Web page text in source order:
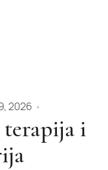
2026
terapija i